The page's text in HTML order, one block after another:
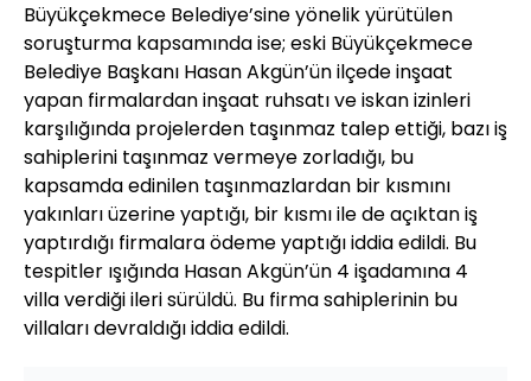
Büyükçekmece Belediye’sine yönelik yürütülen
soruşturma kapsamında ise; eski Büyükçekmece
Belediye Başkanı Hasan Akgün’ün ilçede inşaat
yapan firmalardan inşaat ruhsatı ve iskan izinleri
karşılığında projelerden taşınmaz talep ettiği, bazı iş
sahiplerini taşınmaz vermeye zorladığı, bu
kapsamda edinilen taşınmazlardan bir kısmını
yakınları üzerine yaptığı, bir kısmı ile de açıktan iş
yaptırdığı firmalara ödeme yaptığı iddia edildi. Bu
tespitler ışığında Hasan Akgün’ün 4 işadamına 4
villa verdiği ileri sürüldü. Bu firma sahiplerinin bu
villaları devraldığı iddia edildi.